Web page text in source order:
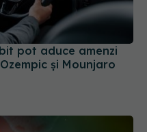
pot aduce amenzi
și Mounjaro